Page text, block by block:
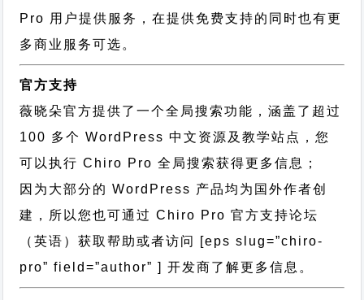
Pro 用户提供服务，在提供免费支持的同时也有更
多商业服务可选。
官方支持
薇晓朵官方提供了一个全局搜索功能，涵盖了超过
100 多个 WordPress 中文资源及教学站点，您
可以执行 Chiro Pro 全局搜索获得更多信息；
因为大部分的 WordPress 产品均为国外作者创
建，所以您也可通过Chiro Pro 官方支持论坛
（英语）获取帮助或者访问 [eps slug=”chiro-
pro” field=”author” ] 开发商了解更多信息。